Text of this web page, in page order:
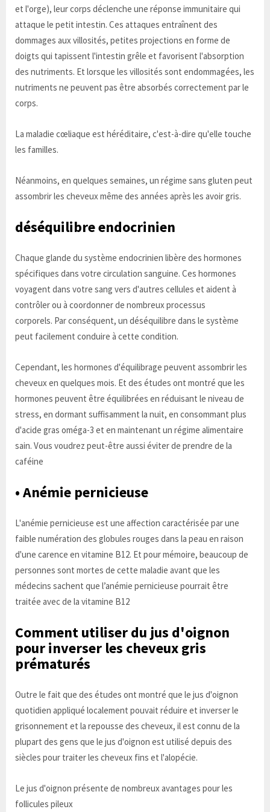
et l'orge), leur corps déclenche une réponse immunitaire qui
attaque le petit intestin. Ces attaques entraînent des
dommages aux villosités, petites projections en forme de
doigts qui tapissent l'intestin grêle et favorisent l'absorption
des nutriments. Et lorsque les villosités sont endommagées, les
nutriments ne peuvent pas être absorbés correctement par le
corps.
La maladie cœliaque est héréditaire, c'est-à-dire qu'elle touche
les familles.
Néanmoins, en quelques semaines, un régime sans gluten peut
assombrir les cheveux même des années après les avoir gris.
déséquilibre endocrinien
Chaque glande du système endocrinien libère des hormones
spécifiques dans votre circulation sanguine. Ces hormones
voyagent dans votre sang vers d'autres cellules et aident à
contrôler ou à coordonner de nombreux processus
corporels. Par conséquent, un déséquilibre dans le système
peut facilement conduire à cette condition.
Cependant, les hormones d'équilibrage peuvent assombrir les
cheveux en quelques mois. Et des études ont montré que les
hormones peuvent être équilibrées en réduisant le niveau de
stress, en dormant suffisamment la nuit, en consommant plus
d'acide gras oméga-3 et en maintenant un régime alimentaire
sain. Vous voudrez peut-être aussi éviter de prendre de la
caféine
• Anémie pernicieuse
L'anémie pernicieuse est une affection caractérisée par une
faible numération des globules rouges dans la peau en raison
d'une carence en vitamine B12. Et pour mémoire, beaucoup de
personnes sont mortes de cette maladie avant que les
médecins sachent que l’anémie pernicieuse pourrait être
traitée avec de la vitamine B12
Comment utiliser du jus d'oignon
pour inverser les cheveux gris
prématurés
Outre le fait que des études ont montré que le jus d'oignon
quotidien appliqué localement pouvait réduire et inverser le
grisonnement et la repousse des cheveux, il est connu de la
plupart des gens que le jus d'oignon est utilisé depuis des
siècles pour traiter les cheveux fins et l'alopécie.
Le jus d'oignon présente de nombreux avantages pour les
follicules pileux